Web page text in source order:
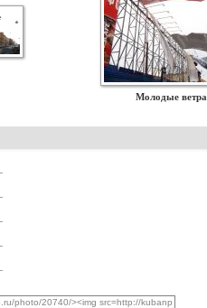
Молодые ветра